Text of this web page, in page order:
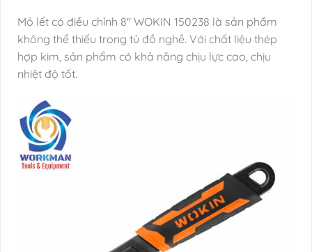
Mỏ lết có điều chỉnh 8″ WOKIN 150238 là sản phẩm
không thể thiếu trong tủ đồ nghề. Với chất liệu thép
hợp kim, sản phẩm có khả năng chịu lực cao, chịu
nhiệt độ tốt.